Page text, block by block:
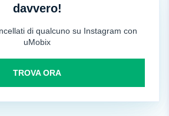
davvero!
di qualcuno su Instagram con
uMobix
TROVA ORA